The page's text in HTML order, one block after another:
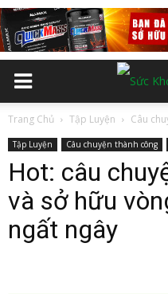
Trang Chủ Tập Luyện Câu
Tập Luyện Câu chuyện thành công
Hot: câu
và sở hữu
ngất ngây